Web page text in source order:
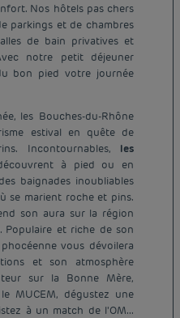
Nos hôtels pas chers
parkings et de chambres
de bain privatives et
notre petit déjeuner
bon pied votre journée
les Bouches-du-Rhône
estival en quête de
Incontournables, les
à pied ou en
baignades inoubliables
se marient roche et pins.
son aura sur la région
Populaire et riche de son
vous dévoilera
et son atmosphère
sur la Bonne Mère,
MUCEM, dégustez une
à un match de l'OM...